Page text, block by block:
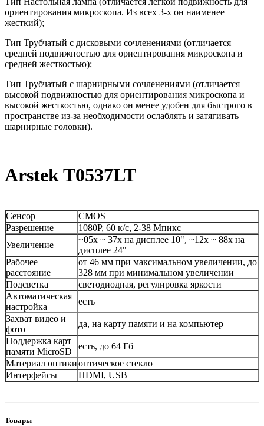
ориентирования микроскопа. Из всех 3-х он наименее
жесткий);
Тип Трубчатый с дисковыми сочленениями (отличается
средней подвижностью для ориентирования микроскопа и
средней жесткостью);
Тип Трубчатый с шарнирными сочленениями (отличается
высокой подвижностью для ориентирования микроскопа и
высокой жесткостью, однако он менее удобен для быстрого в
пространстве из-за необходимости ослаблять и затягивать
шарнирные головки).
Arstek T0537LT
Сенсор
CMOS
Разрешение
1080P, 60 к/с, 2-38 Мпикс
Увеличение
~05х ~ 37х на дисплее 10", ~12х ~ 88х на
дисплее 24"
Рабочее
расстояние
от 46 мм при максимальном увеличении, до
328 мм при минимальном увеличении
Подсветка
светодиодная, регулировка яркости
Автоматическая
настройка
есть
Захват видео и
фото
да, на карту памяти и на компьютер
Поддержка карт
памяти MicroSD
есть, до 64 Гб
Материал оптикиоптическое стекло
Интерфейсы
HDMI, USB
Товары